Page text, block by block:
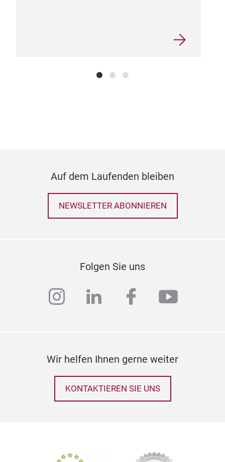
Auf dem Laufenden bleiben
NEWSLETTER ABONNIEREN
Folgen Sie uns
instagram
linkedinfacebook
Wir helfen Ihnen gerne weiter
KONTAKTIEREN SIE UNS